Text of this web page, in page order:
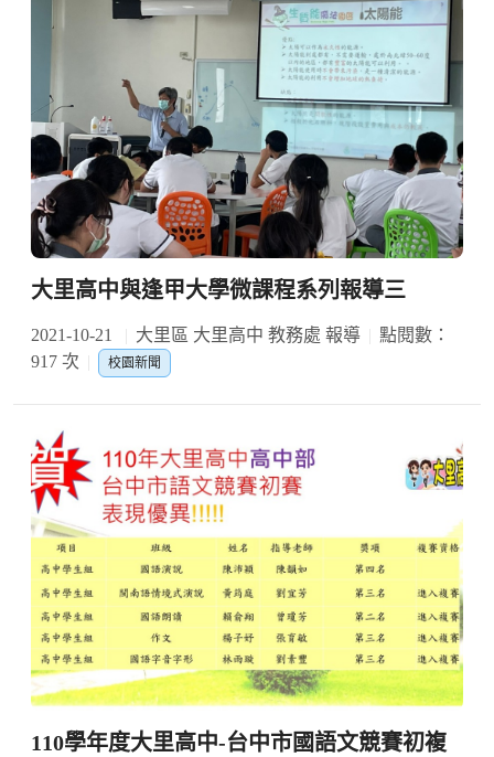
大里高中與逢甲大學微課程系列報導三
2021-10-21 大里區 大里高中 教務處 報導
點閱數：
917 次
校園新聞
110學年度大里高中-台中市國語文競賽初複